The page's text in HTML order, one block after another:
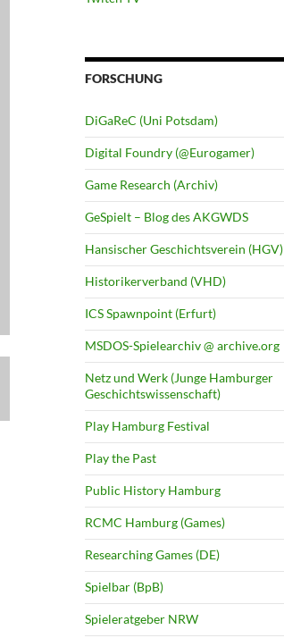
FORSCHUNG
DiGaReC (Uni Potsdam)
Digital Foundry (@Eurogamer)
Game Research (Archiv)
GeSpielt – Blog des AKGWDS
Hansischer Geschichtsverein (HGV)
Historikerverband (VHD)
ICS Spawnpoint (Erfurt)
MSDOS-Spielearchiv @ archive.org
Netz und Werk (Junge Hamburger
Geschichtswissenschaft)
Play Hamburg Festival
Play the Past
Public History Hamburg
RCMC Hamburg (Games)
Researching Games (DE)
Spielbar (BpB)
Spieleratgeber NRW